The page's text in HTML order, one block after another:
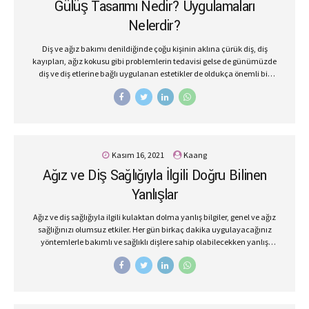
beğeni alacaktır. Fotoğraflarda Güzel Çıkmanın Sırrı: Gülüşünüz
Aynanın karşısına geçip gülüş egzersizi yaparak ve farklı...
Gülüş Tasarımı Nedir? Uygulamaları
Nelerdir?
Diş ve ağız bakımı denildiğinde çoğu kişinin aklına çürük diş, diş
kayıpları, ağız kokusu gibi problemlerin tedavisi gelse de günümüzde
diş ve diş etlerine bağlı uygulanan estetikler de oldukça önemli bir
diş renkleri, diş kayıpları gibi nedenlere bağlı olarak oluşan estetiksel
ve şekil bozuklukları için tedaviye ihtiyaç duyabilir. Gülüş tasarımı
yöntemi ile kişi hayallerinde gülüşe...
Kasım 16, 2021 Kaang
Ağız ve Diş Sağlığıyla İlgili Doğru Bilinen
Yanlışlar
Ağız ve diş sağlığıyla ilgili kulaktan dolma yanlış bilgiler, genel ve ağız
sağlığınızı olumsuz etkiler. Her gün birkaç dakika uygulayacağınız
yöntemlerle bakımlı ve sağlıklı dişlere sahip olabilecekken yanlış
uygulamalar, ağız ve diş sağlığınızın bozulmasına ve ciddi hasarlara
yol açabilmektedir. Diş çürük tedavisinden diş fırçalama yöntemine